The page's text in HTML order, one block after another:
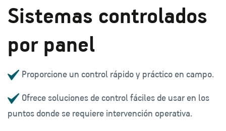
Sistemas controlados
por panel
Proporcione un control rápido y práctico en campo.
Ofrece soluciones de control fáciles de usar en los
puntos donde se requiere intervención operativa.